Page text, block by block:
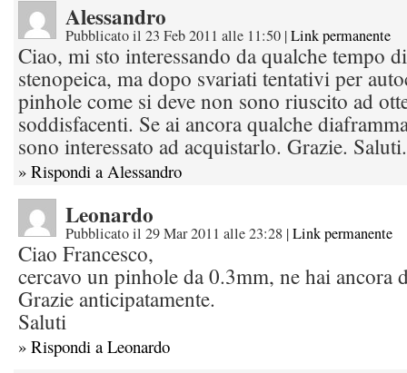
Alessandro
Pubblicato il 23 Feb 2011 alle 11:50 |Link permanente
Ciao, mi sto interessando da qualche tempo
stenopeica, ma dopo svariati tentativi per
pinhole come si deve non sono riuscito ad
soddisfacenti. Se ai ancora qualche
sono interessato ad acquistarlo. Grazie. Saluti.
» Rispondi a Alessandro
Leonardo
Pubblicato il 29 Mar 2011 alle 23:28 |Link permanente
Ciao Francesco,
cercavo un pinhole da 0.3mm, ne hai ancora
Grazie anticipatamente.
Saluti
» Rispondi a Leonardo